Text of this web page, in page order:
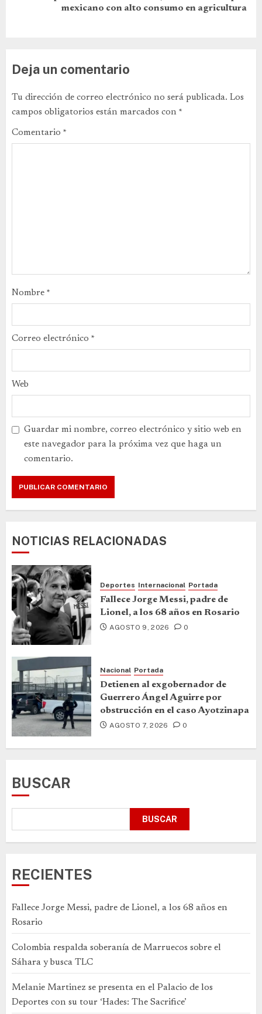
mexicano con alto consumo en agricultura
Deja un comentario
Tu dirección de correo electrónico no será publicada. Los
campos obligatorios están marcados con *
Comentario *
Nombre *
Correo electrónico *
Web
Guardar mi nombre, correo electrónico y sitio web en
este navegador para la próxima vez que haga un
comentario.
NOTICIAS RELACIONADAS
Deportes Internacional Portada
Fallece Jorge Messi, padre de
Lionel, a los 68 años en Rosario
AGOSTO 9, 2026 0
Nacional Portada
Detienen al exgobernador de
Guerrero Ángel Aguirre por
obstrucción en el caso Ayotzinapa
AGOSTO 7, 2026 0
BUSCAR
BUSCAR
RECIENTES
Fallece Jorge Messi, padre de Lionel, a los 68 años en
Rosario
Colombia respalda soberanía de Marruecos sobre el
Sáhara y busca TLC
Melanie Martinez se presenta en el Palacio de los
Deportes con su tour ‘Hades: The Sacrifice’